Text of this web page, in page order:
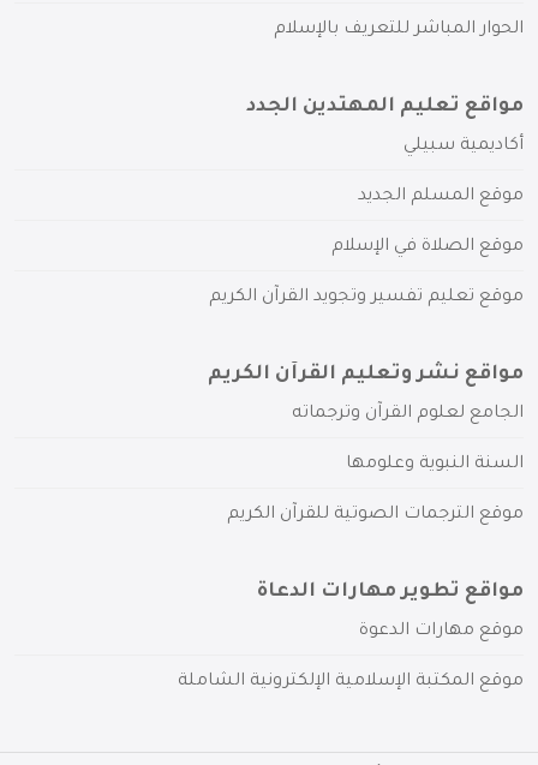
الحوار المباشر للتعريف بالإسلام
مواقع تعليم المهتدين الجدد
أكاديمية سبيلي
موقع المسلم الجديد
موقع الصلاة في الإسلام
موقع تعليم تفسير وتجويد القرآن الكريم
مواقع نشر وتعليم القرآن الكريم
الجامع لعلوم القرآن وترجماته
السنة النبوية وعلومها
موقع الترجمات الصوتية للقرآن الكريم
مواقع تطوير مهارات الدعاة
موقع مهارات الدعوة
موقع المكتبة الإسلامية الإلكترونية الشاملة